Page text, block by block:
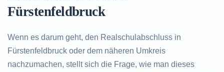
Fürstenfeldbruck
Wenn es darum geht, den Realschulabschluss in
Fürstenfeldbruck oder dem näheren Umkreis
nachzumachen, stellt sich die Frage, wie man dieses